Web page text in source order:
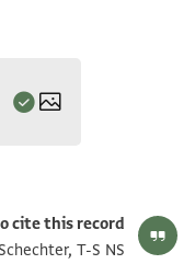
T-S NS 183.15 1v
cite this record:
T-S NS